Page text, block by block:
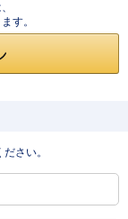
す。
さい。